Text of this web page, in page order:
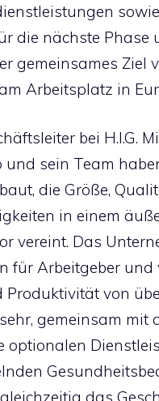
die nächste Phase
gemeinsames Ziel
Arbeitsplatz in
bei H.I.G.
und sein Team
die Größe,
in einem
vereint. Das
für Arbeitgeber und
Produktivität von
gemeinsam mit
optionalen
das